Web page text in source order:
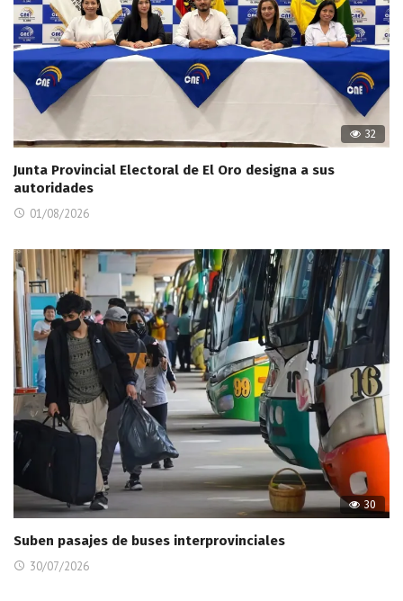
32
Junta Provincial Electoral de El Oro designa a sus
autoridades
01/08/2026
30
Suben pasajes de buses interprovinciales
30/07/2026